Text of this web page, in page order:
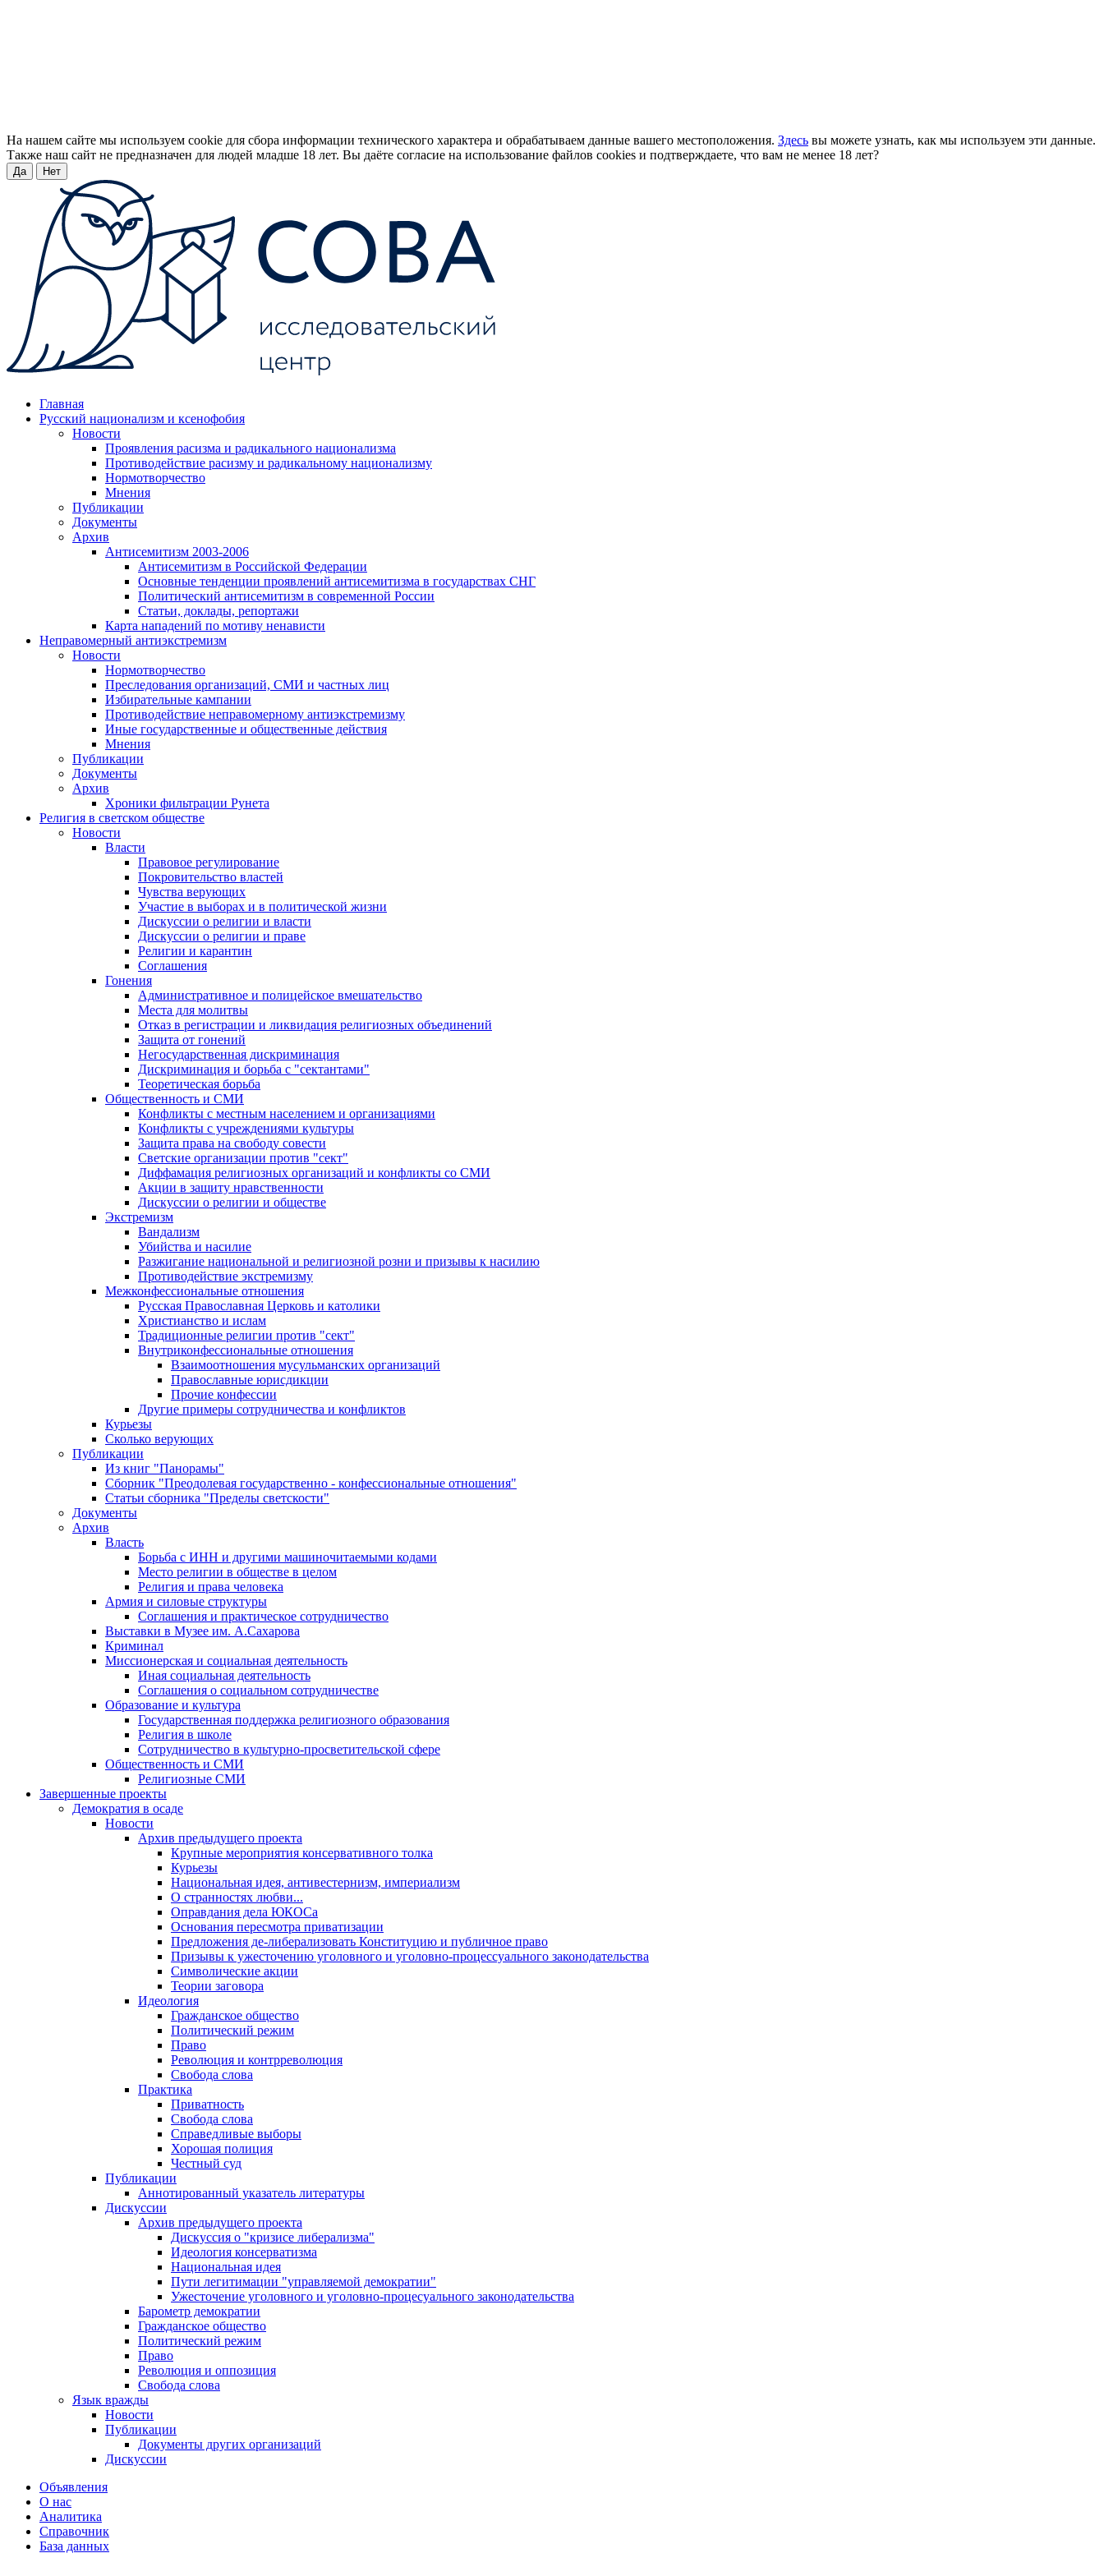
На нашем сайте мы используем cookie для сбора информации технического характера и обрабатываем данные вашего местоположения. Здесь вы можете узнать, как мы используем эти данные.
Также наш сайт не предназначен для людей младше 18 лет. Вы даёте согласие на использование файлов cookies и подтверждаете, что вам не менее 18 лет?
Да Нет
Главная
Русский национализм и ксенофобия
Новости
Проявления расизма и радикального национализма
Противодействие расизму и радикальному национализму
Нормотворчество
Мнения
Публикации
Документы
Архив
Антисемитизм 2003-2006
Антисемитизм в Российской Федерации
Основные тенденции проявлений антисемитизма в государствах СНГ
Политический антисемитизм в современной России
Статьи, доклады, репортажи
Карта нападений по мотиву ненависти
Неправомерный антиэкстремизм
Новости
Нормотворчество
Преследования организаций, СМИ и частных лиц
Избирательные кампании
Противодействие неправомерному антиэкстремизму
Иные государственные и общественные действия
Мнения
Публикации
Документы
Архив
Хроники фильтрации Рунета
Религия в светском обществе
Новости
Власти
Правовое регулирование
Покровительство властей
Чувства верующих
Участие в выборах и в политической жизни
Дискуссии о религии и власти
Дискуссии о религии и праве
Религии и карантин
Соглашения
Гонения
Административное и полицейское вмешательство
Места для молитвы
Отказ в регистрации и ликвидация религиозных объединений
Защита от гонений
Негосударственная дискриминация
Дискриминация и борьба с "сектантами"
Теоретическая борьба
Общественность и СМИ
Конфликты с местным населением и организациями
Конфликты с учреждениями культуры
Защита права на свободу совести
Светские организации против "сект"
Диффамация религиозных организаций и конфликты со СМИ
Акции в защиту нравственности
Дискуссии о религии и обществе
Экстремизм
Вандализм
Убийства и насилие
Разжигание национальной и религиозной розни и призывы к насилию
Противодействие экстремизму
Межконфессиональные отношения
Русская Православная Церковь и католики
Христианство и ислам
Традиционные религии против "сект"
Внутриконфессиональные отношения
Взаимоотношения мусульманских организаций
Православные юрисдикции
Прочие конфессии
Другие примеры сотрудничества и конфликтов
Курьезы
Сколько верующих
Публикации
Из книг "Панорамы"
Сборник "Преодолевая государственно - конфессиональные отношения"
Статьи сборника "Пределы светскости"
Документы
Архив
Власть
Борьба с ИНН и другими машиночитаемыми кодами
Место религии в обществе в целом
Религия и права человека
Армия и силовые структуры
Соглашения и практическое сотрудничество
Выставки в Музее им. А.Сахарова
Криминал
Миссионерская и социальная деятельность
Иная социальная деятельность
Соглашения о социальном сотрудничестве
Образование и культура
Государственная поддержка религиозного образования
Религия в школе
Сотрудничество в культурно-просветительской сфере
Общественность и СМИ
Религиозные СМИ
Завершенные проекты
Демократия в осаде
Новости
Архив предыдущего проекта
Крупные мероприятия консервативного толка
Курьезы
Национальная идея, антивестернизм, империализм
О странностях любви...
Оправдания дела ЮКОСа
Основания пересмотра приватизации
Предложения де-либерализовать Конституцию и публичное право
Призывы к ужесточению уголовного и уголовно-процессуального законодательства
Символические акции
Теории заговора
Идеология
Гражданское общество
Политический режим
Право
Революция и контрреволюция
Свобода слова
Практика
Приватность
Свобода слова
Справедливые выборы
Хорошая полиция
Честный суд
Публикации
Аннотированный указатель литературы
Дискуссии
Архив предыдущего проекта
Дискуссия о "кризисе либерализма"
Идеология консерватизма
Национальная идея
Пути легитимации "управляемой демократии"
Ужесточение уголовного и уголовно-процесуального законодательства
Барометр демократии
Гражданское общество
Политический режим
Право
Революция и оппозиция
Свобода слова
Язык вражды
Новости
Публикации
Документы других организаций
Дискуссии
Объявления
О нас
Аналитика
Справочник
База данных